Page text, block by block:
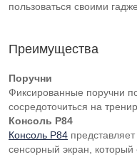
пользоваться своими
Преимущества
Поручни
Фиксированные поручни
сосредоточиться на
Консоль P84
Консоль P84
сенсорный экран,